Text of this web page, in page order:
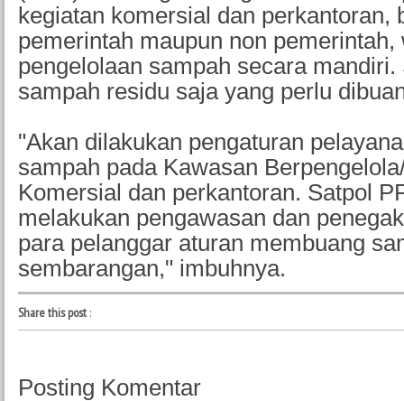
kegiatan komersial dan perkantoran,
pemerintah maupun non
pengelolaan sampah secara mandiri.
sampah residu saja yang perlu
"Akan dilakukan pengaturan
sampah pada Kawasan
Komersial dan perkantoran. Satpol
melakukan pengawasan dan
para pelanggar aturan membuang
sembarangan," imbuhnya.
Share this post:
Posting Komentar